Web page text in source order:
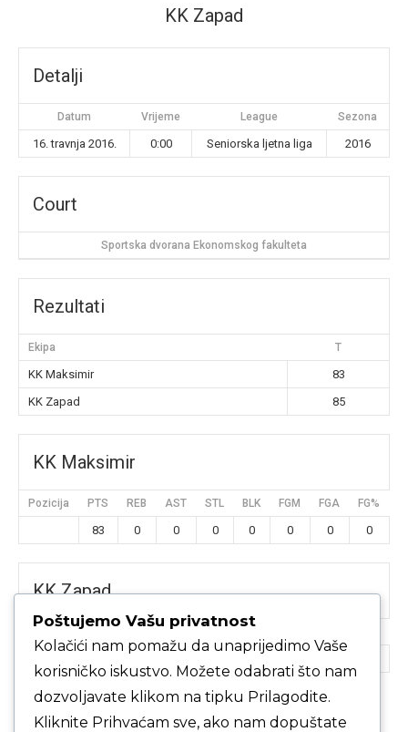
KK Zapad
Detalji
Datum Vrijeme League Sezona
16. travnja 2016. 0:00 Seniorska ljetna liga 2016
Court
Sportska dvorana Ekonomskog fakulteta
Rezultati
Ekipa T
KK Maksimir
83
KK Zapad
85
KK Maksimir
Pozicija PTS REB AST STL BLK FGM FGA FG%
83 0 0 0 0 0 0 0
KK Zapad
Pozicija AST
Poštujemo Vašu privatnost
Kolačići nam pomažu da unaprijedimo Vaše
korisničko iskustvo. Možete odabrati što nam
dozvoljavate klikom na tipku Prilagodite.
Kliknite Prihvaćam sve, ako nam dopuštate